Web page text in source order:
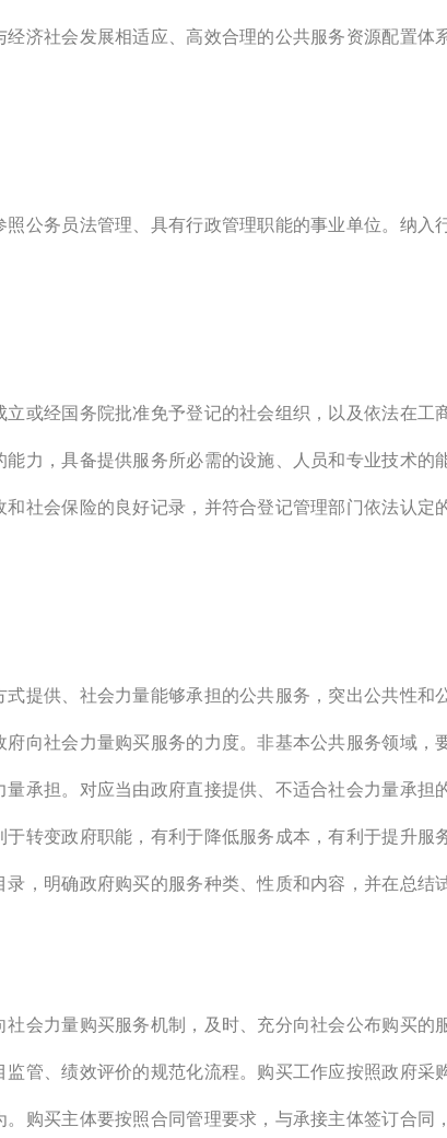
济社会发展相适应、高效合理的公共服务资源配置体
公务员法管理、具有行政管理职能的事业单位。纳
或经国务院批准免予登记的社会组织，以及依法在工
力，具备提供服务所必需的设施、人员和专业技术的
社会保险的良好记录，并符合登记管理部门依法认
提供、社会力量能够承担的公共服务，突出公共性
向社会力量购买服务的力度。非基本公共服务领域
承担。对应当由政府直接提供、不适合社会力量承
转变政府职能，有利于降低服务成本，有利于提升
，明确政府购买的服务种类、性质和内容，并在总结
会力量购买服务机制，及时、充分向社会公布购买
管、绩效评价的规范化流程。购买工作应按照政府采
购买主体要按照合同管理要求，与承接主体签订合